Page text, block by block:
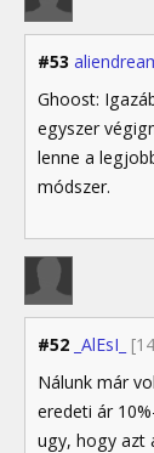
#53
Ghoost:
egyszer
lenne a
módszer.
#52 _AlEsI_
Nálunk már
eredeti ár
ugy, hogy azt